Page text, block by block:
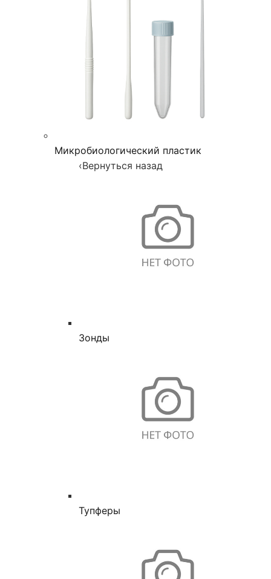
Микробиологический пластик
‹Вернуться назад
Зонды
Тупферы